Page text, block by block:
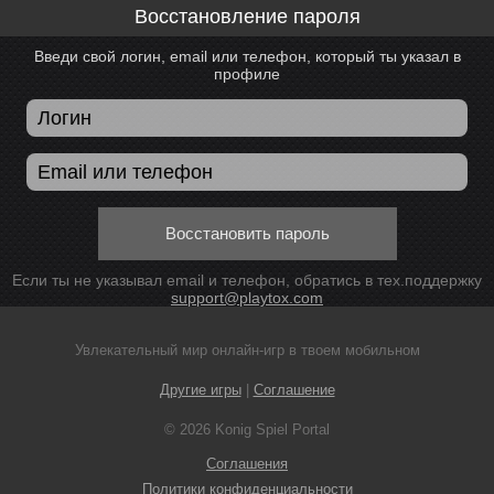
Восстановление пароля
Введи свой логин, email или телефон, который ты указал в
профиле
Восстановить пароль
Если ты не указывал email и телефон, обратись в тех.поддержку
support@playtox.com
Увлекательный мир онлайн-игр в твоем мобильном
Другие игры| Соглашение
© 2026 Konig Spiel Portal
Соглашения
Политики конфиденциальности